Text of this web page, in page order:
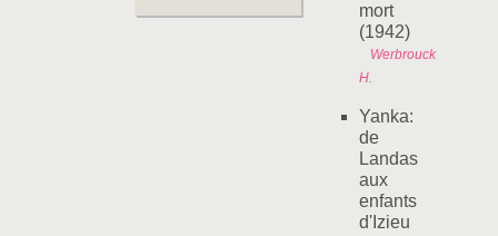
mort
(1942)
Werbrouck
H.
Yanka:
de
Landas
aux
enfants
d'Izieu